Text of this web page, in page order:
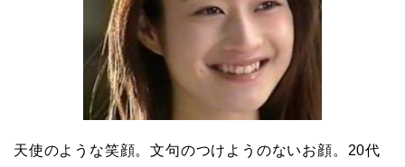
天使のような笑顔。文句のつけようのないお顔。20代